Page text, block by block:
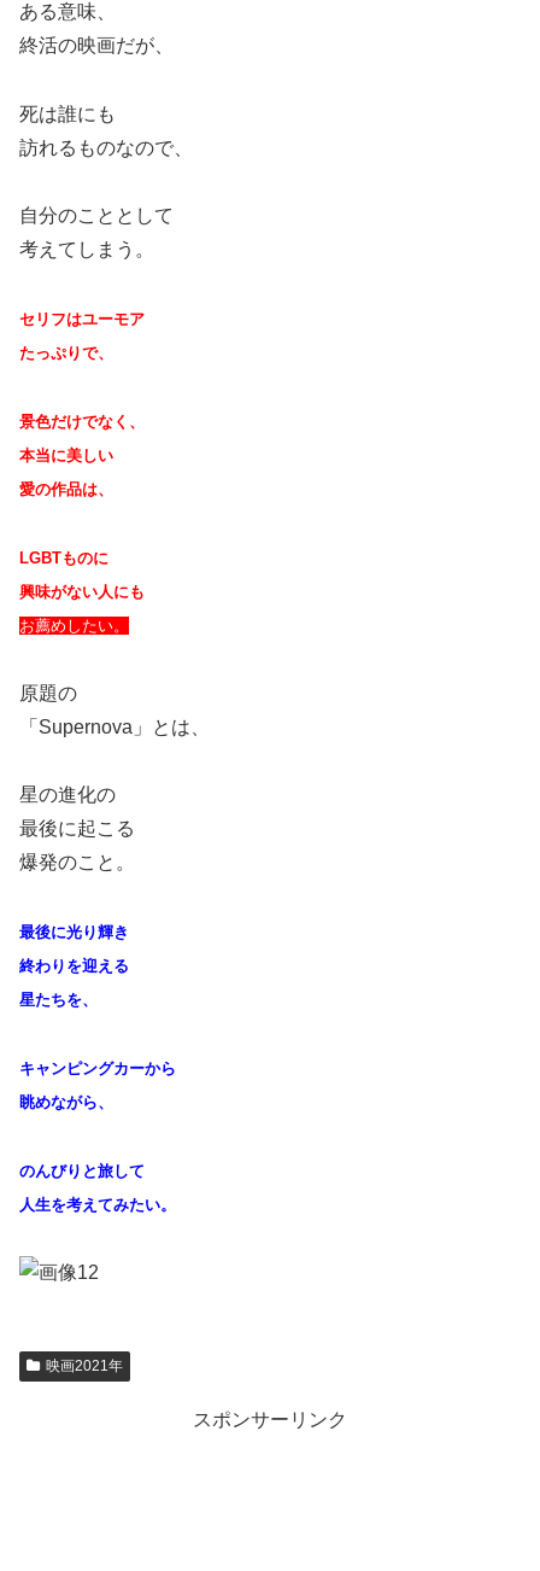
ある意味、
終活の映画だが、
死は誰にも
訪れるものなので、
自分のこととして
考えてしまう。
セリフはユーモア
たっぷりで、
景色だけでなく、
本当に美しい
愛の作品は、
LGBTものに
興味がない人にも
お薦めしたい。
原題の
「Supernova」とは、
星の進化の
最後に起こる
爆発のこと。
最後に光り輝き
終わりを迎える
星たちを、
キャンピングカーから
眺めながら、
のんびりと旅して
人生を考えてみたい。
映画2021年
スポンサーリンク